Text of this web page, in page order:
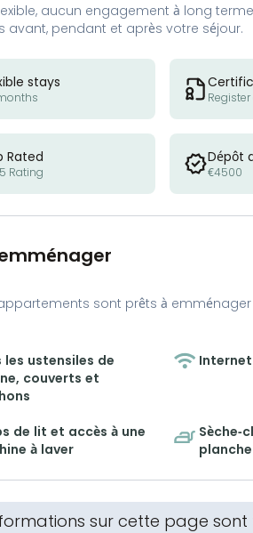
aucun engagement à long
avant, pendant et après votre séjour.
stays
Rated
Rating
Dépôt
€4500
sont prêts à
les ustensiles de
couverts et
Internet
de lit et accès à une
à laver
Sèche-
sur cette page